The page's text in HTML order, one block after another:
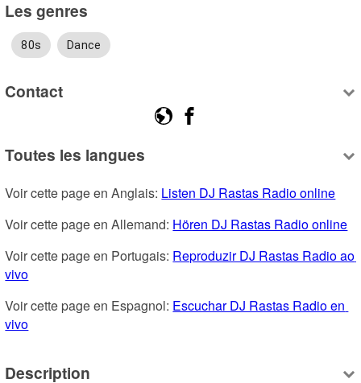
Les genres
80s Dance
Contact
Toutes les langues
Voir cette page en Anglais: Listen DJ Rastas Radio online
Voir cette page en Allemand: Hören DJ Rastas Radio online
Voir cette page en Portugais: Reproduzir DJ Rastas Radio ao
vivo
Voir cette page en Espagnol: Escuchar DJ Rastas Radio en
vivo
Description